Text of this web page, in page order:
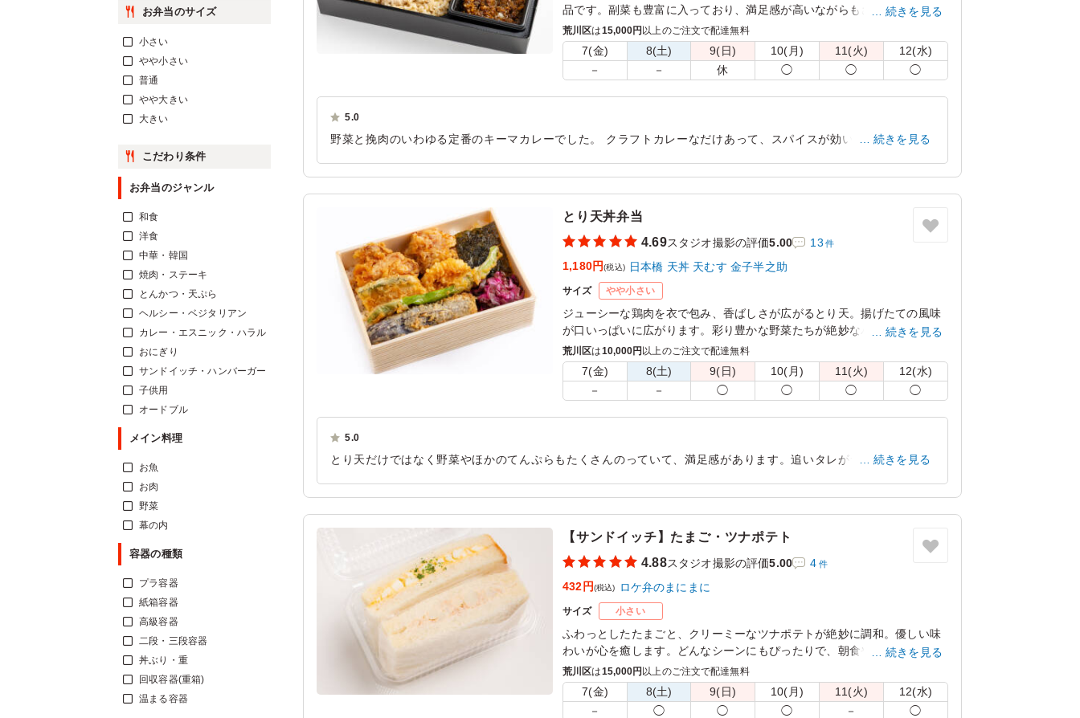
品です。副菜も豊富に入っており、満足感が高いながらもさらっとお召し
上がりいただける、クラフトカレーブラザーズでも人気の商品です。
※ご飯の種類を下記プルダウンよりお選びください。
※おしぼりが必要な場合は連絡事項にご記入ください。
続きを見る
荒川区は15,000円 以上のご注文で配達無料
7(金) 8(土) 9(日) 10(月) 11(火) 12(水)
－ － 休 ◯ ◯ ◯
5.0
野菜と挽肉のいわゆる定番のキーマカレーでした。 クラフトカレーなだけあって、スパイスが効いていてさっぱ
続きを見る
とり天丼弁当
4.69スタジオ撮影の評価5.00 13 件
1,180円(税込) 日本橋 天丼 天むす 金子半之助
サイズ やや小さい
ジューシーな鶏肉を衣で包み、香ばしさが広がるとり天。揚げたての風味
が口いっぱいに広がります。彩り豊かな野菜たちが絶妙なバランスを生み
出し、どんなシーンでも楽しめる一品です。
続きを見る
荒川区は10,000円 以上のご注文で配達無料
7(金) 8(土) 9(日) 10(月) 11(火) 12(水)
－ － ◯ ◯ ◯ ◯
5.0
とり天だけではなく野菜やほかのてんぷらもたくさんのっていて、満足感があります。追いタレがついているので
続きを見る
【サンドイッチ】たまご・ツナポテト
4.88スタジオ撮影の評価5.00 4 件
432円(税込) ロケ弁のまにまに
サイズ 小さい
ふわっとしたたまごと、クリーミーなツナポテトが絶妙に調和。優しい味
わいが心を癒します。どんなシーンにもぴったりで、朝食や軽食に最適な
一品です。彩り豊かな具材が目を引き、食べる楽しさを引き立てます。
※サンドイッチはラップに包んでお届けします。
続きを見る
荒川区は15,000円 以上のご注文で配達無料
7(金) 8(土) 9(日) 10(月) 11(火) 12(水)
－ ◯ ◯ ◯ － ◯
お弁当のサイズ
小さい
やや小さい
普通
やや大きい
大きい
こだわり条件
お弁当のジャンル
和食
洋食
中華・韓国
焼肉・ステーキ
とんかつ・天ぷら
ヘルシー・ベジタリアン
カレー・エスニック・ハラル
おにぎり
サンドイッチ・ハンバーガー
子供用
オードブル
メイン料理
お魚
お肉
野菜
幕の内
容器の種類
プラ容器
紙箱容器
高級容器
二段・三段容器
丼ぶり・重
回収容器(重箱)
温まる容器